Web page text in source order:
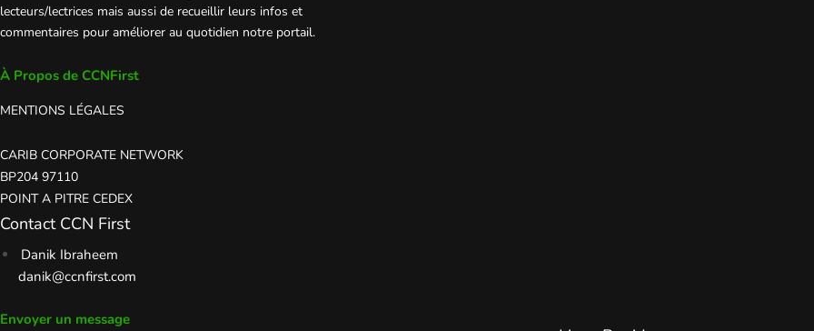
lecteurs/lectrices mais aussi de recueillir leurs infos et
commentaires pour améliorer au quotidien notre portail.
À Propos de CCNFirst
MENTIONS LÉGALES
CARIB CORPORATE NETWORK
BP204 97110
POINT A PITRE CEDEX
Contact CCN First
Danik Ibraheem
danik@ccnfirst.com
Envoyer un message